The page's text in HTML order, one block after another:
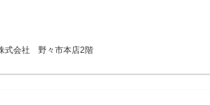
式会社 野々市本店2階